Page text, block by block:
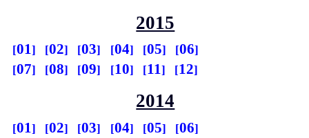
2015
01 02 03 04 05
06
07
08 09 10 11 12
2014
01 02 03 04 05
06